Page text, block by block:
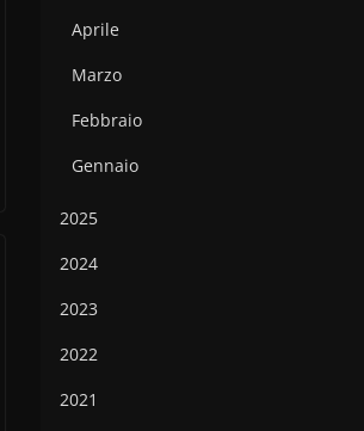
Aprile
Marzo
Febbraio
Gennaio
2025
2024
2023
2022
2021